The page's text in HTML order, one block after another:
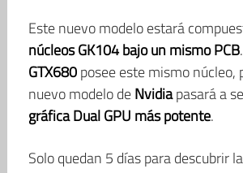
Este nuevo modelo estará
núcleos GK104 bajo un mismo PCB
GTX680posee este mismo núcleo,
nuevo modelo deNvidiapasará a
gráfica Dual GPU máspotente.
Solo quedan 5 días para descubrir